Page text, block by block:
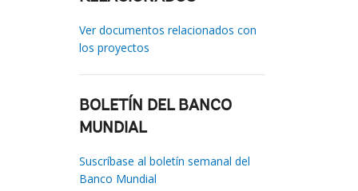
Ver documentos relacionados con
los proyectos
BOLETÍN DEL BANCO
MUNDIAL
Suscríbase al boletín semanal del
Banco Mundial